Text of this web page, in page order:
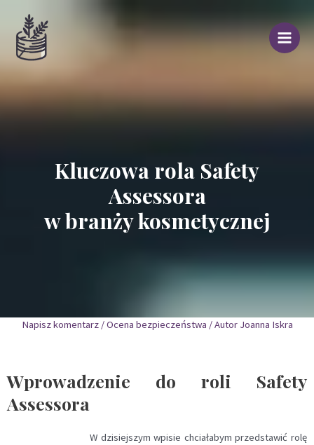
content
Menu
Kluczowa rola Safety
Assessora
w branży kosmetycznej
Napisz komentarz /Ocena bezpieczeństwa / Autor Joanna Iskra
Wprowadzenie do roli Safety
Assessora
W dzisiejszym wpisie chciałabym przedstawić rolę
navigation